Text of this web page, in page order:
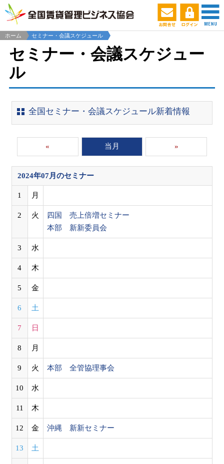
ホーム セミナー・会議スケジュール
セミナー・会議スケジュー
ル
全国セミナー・会議スケジュール新着情報
« 当月 »
2024年07月のセミナー
1 月
2 火
四国 売上倍増セミナー
本部 新新委員会
3 水
4 木
5 金
6 土
7 日
8 月
9 火 本部 全管協理事会
10 水
11 木
12 金 沖縄 新新セミナー
13 土